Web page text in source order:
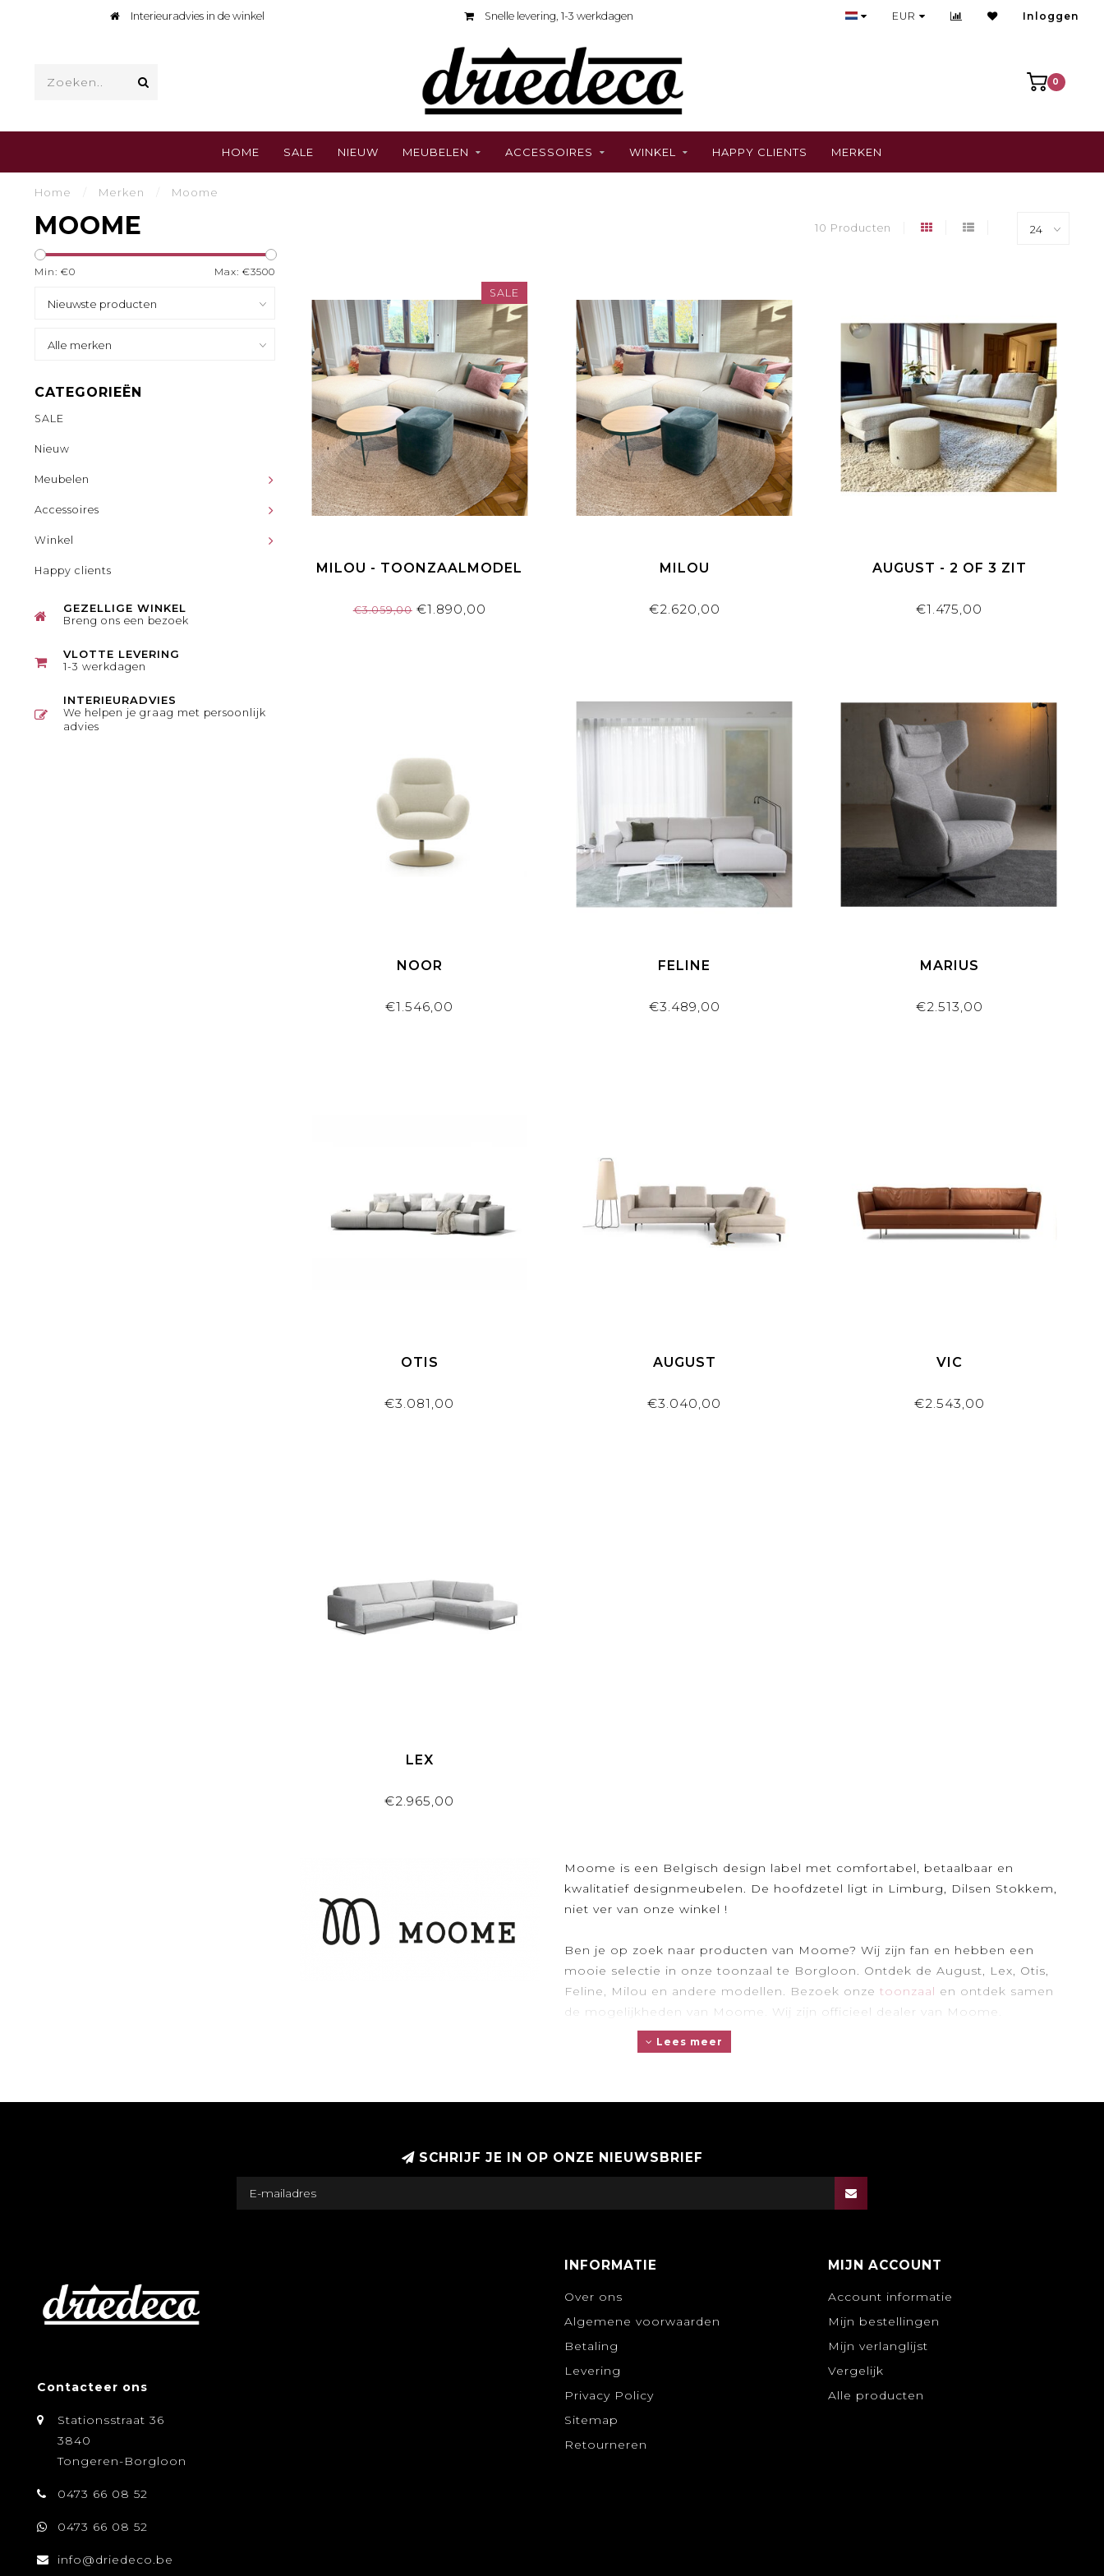
Interieuradvies in de winkel Snelle levering, 1-3 werkdagen Bezoek onze gezellige winkel
EUR Inloggen
0
HOME SALE NIEUW MEUBELEN ACCESSOIRES WINKEL HAPPY CLIENTS MERKEN
Home Merken Moome
MOOME 10 Producten
Min: €0 Max: €3500
CATEGORIEËN
SALE
Nieuw
Meubelen
Accessoires
Winkel
Happy clients
GEZELLIGE WINKEL
Breng ons een bezoek
VLOTTE LEVERING
1-3 werkdagen
INTERIEURADVIES
We helpen je graag met persoonlijk
advies
SALE
MILOU - TOONZAALMODEL
€3.059,00€1.890,00
MILOU
€2.620,00
AUGUST - 2 OF 3 ZIT
€1.475,00
NOOR
€1.546,00
FELINE
€3.489,00
MARIUS
€2.513,00
OTIS
€3.081,00
AUGUST
€3.040,00
VIC
€2.543,00
LEX
€2.965,00
Moome is een Belgisch design label met comfortabel, betaalbaar en
kwalitatief designmeubelen. De hoofdzetel ligt in Limburg, Dilsen Stokkem,
niet ver van onze winkel !
Ben je op zoek naar producten van Moome? Wij zijn fan en hebben een
mooie selectie in onze toonzaal te Borgloon. Ontdek de August, Lex, Otis,
Feline, Milou en andere modellen. Bezoek onze toonzaal en ontdek samen
de mogelijkheden van Moome. Wij zijn officieel dealer van Moome.
Lees meer
SCHRIJF JE IN OP ONZE NIEUWSBRIEF
Contacteer ons
Stationsstraat 36
3840
Tongeren-Borgloon
0473 66 08 52
0473 66 08 52
info@driedeco.be
INFORMATIE
Over ons
Algemene voorwaarden
Betaling
Levering
Privacy Policy
Sitemap
Retourneren
MIJN ACCOUNT
Account informatie
Mijn bestellingen
Mijn verlanglijst
Vergelijk
Alle producten